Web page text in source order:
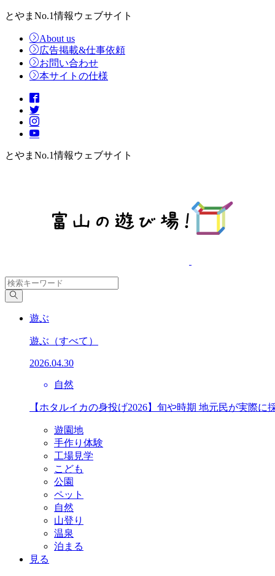
とやまNo.1情報ウェブサイト
About us
広告掲載&仕事依頼
お問い合わせ
本サイトの仕様
とやまNo.1情報ウェブサイト
遊ぶ
遊ぶ （すべて）
2026.04.30
自然
【ホタルイカの身投げ2026】旬や時期 地元民が実際に
遊園地
手作り体験
工場見学
こども
公園
ペット
自然
山登り
温泉
泊まる
見る